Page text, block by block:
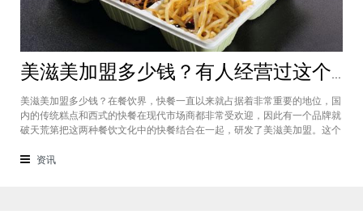
美滋美加盟多少钱？有人经营过这个快餐品牌吗
美滋美加盟多少钱？在餐饮界，快餐一直以来就占据着非常重要的地位，国
内的传统糕点和西式的快餐在现代市场商都非常受欢迎，因此有一个品牌就
破天荒第把这两种餐饮文化中的快餐结合在一起，研发了美滋美加盟。这个
吗，加盟费是多少？美滋美加盟多少钱？这个品牌是进来十分火爆的一个餐
资讯